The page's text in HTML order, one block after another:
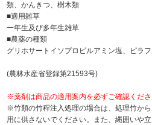
類、かんきつ、樹木類
■適用雑草
一年生及び多年生雑草
■農薬の種類
グリホサートイソプロピルアミン塩、ピラ
(農林水産省登録第21593号)
※薬剤は商品の適用案内を必ずご確認くださ
※竹類の竹稈注入処理の場合は、処理竹か
用に供さないでください。また、縄囲いや